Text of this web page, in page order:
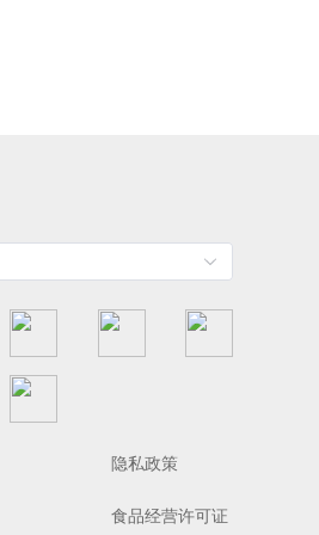
隐私政策
食品经营许可证